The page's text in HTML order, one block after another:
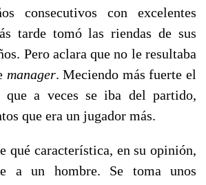
consecutivos con excelentes
tarde tomó las riendas de sus
Pero aclara que no le resultaba
manager. Meciendo más fuerte el
que a veces se iba del partido,
que era un jugador más.
qué característica, en su opinión,
a un hombre. Se toma unos